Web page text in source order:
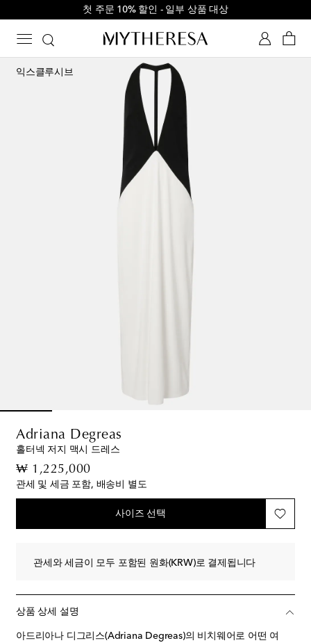
첫 주문 10% 할인 - 일부 상품 대상
익스클루시브
Adriana Degreas
홀터넥 저지 맥시 드레스
₩ 1,225,000original price
관세 및 세금 포함, 배송비 별도
사이즈 선택
관세와 세금이 모두 포함된 원화(KRW)로 결제됩니다
상품 상세 설명
아드리아나 디그리스(Adriana Degreas)의 비치웨어로 어떤 여